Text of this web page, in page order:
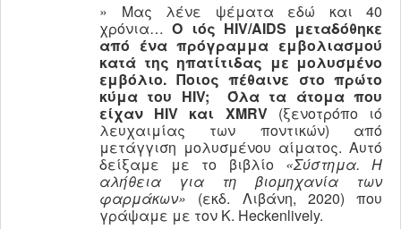
» Μας λένε ψέματα εδώ και 40
χρόνια…Ο ιός HIV/AIDS μεταδόθηκε
από ένα πρόγραμμα εμβολιασμού
κατά της ηπατίτιδας με μολυσμένο
εμβόλιο. Ποιος πέθαινε στο πρώτο
κύμα του HIV;
Όλα τα άτομα που
είχαν HIV και XMRV(ξενοτρόπο ιό
λευχαιμίας των ποντικών) από
μετάγγιση μολυσμένου αίματος. Αυτό
δείξαμε με το βιβλίο «Σύστημα. Η
αλήθεια για τη βιομηχανία των
φαρμάκων» (εκδ. Λιβάνη, 2020) που
γράψαμε με τον K. Heckenlively.